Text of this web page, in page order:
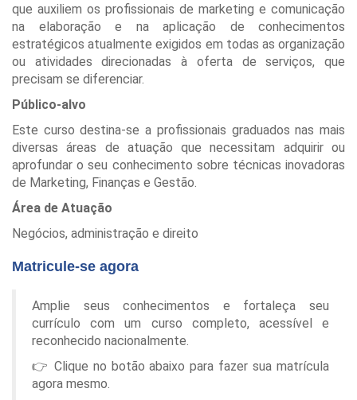
que auxiliem os profissionais de marketing e comunicação
na elaboração e na aplicação de conhecimentos
estratégicos atualmente exigidos em todas as organização
ou atividades direcionadas à oferta de serviços, que
precisam se diferenciar.
Público-alvo
Este curso destina-se a profissionais graduados nas mais
diversas áreas de atuação que necessitam adquirir ou
aprofundar o seu conhecimento sobre técnicas inovadoras
de Marketing, Finanças e Gestão.
Área de Atuação
Negócios, administração e direito
Matricule-se agora
Amplie seus conhecimentos e fortaleça seu
currículo com um curso completo, acessível e
reconhecido nacionalmente.
👉 Clique no botão abaixo para fazer sua matrícula
agora mesmo.